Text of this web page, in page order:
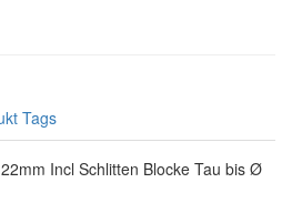
Tags
Incl Schlitten Blocke Tau bis Ø